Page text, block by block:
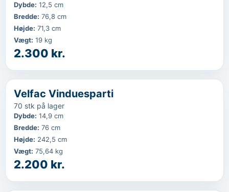
Dybde: 12,5 cm
Bredde: 76,8 cm
Højde: 71,3 cm
Vægt: 19 kg
2.300 kr.
‹
Velfac Vinduesparti
70 stk på lager
Dybde: 14,9 cm
Bredde: 76 cm
Højde: 242,5 cm
Vægt: 75,64 kg
2.200 kr.